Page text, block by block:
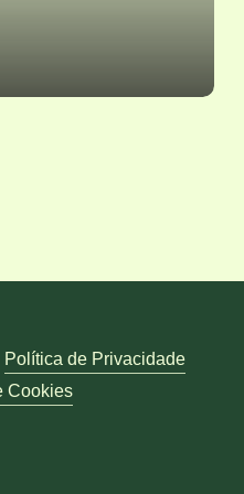
Política de Privacidade
Cookies